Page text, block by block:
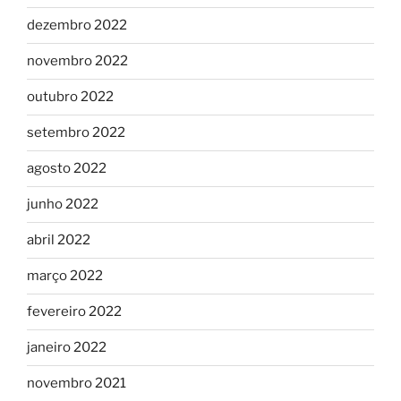
dezembro 2022
novembro 2022
outubro 2022
setembro 2022
agosto 2022
junho 2022
abril 2022
março 2022
fevereiro 2022
janeiro 2022
novembro 2021